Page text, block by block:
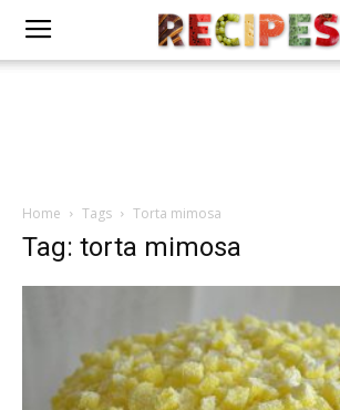
Home Tags Torta mimosa
Tag: torta mimosa